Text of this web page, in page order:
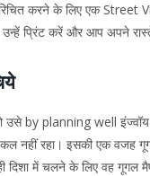
करने के लिए एक
उन्हें प्रिंट करें और आप अपने
by planning well
नहीं रहा। इसकी एक
दिशा में चलने के लिए वह गूगल